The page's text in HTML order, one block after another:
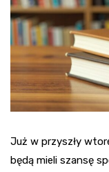
Już w przyszły
będą mieli szansę